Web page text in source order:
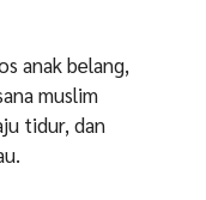
anak belang,
muslim
tidur, dan